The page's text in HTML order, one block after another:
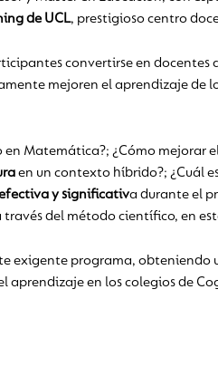
de UCL, prestigioso centro
convertirse en docentes
mejoren el aprendizaje de
en Matemática?; ¿Cómo mejorar
en un contexto híbrido?; ¿Cuál
y significativa durante el
través del método científico, en
exigente programa,
aprendizaje en los colegios de